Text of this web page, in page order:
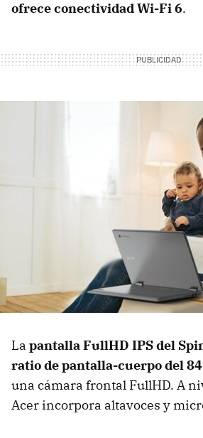
ofrece conectividad Wi-Fi 6.
La pantalla FullHD IPS del
ratio de pantalla-cuerpo del
una cámara frontal FullHD. A
Acer incorpora altavoces y